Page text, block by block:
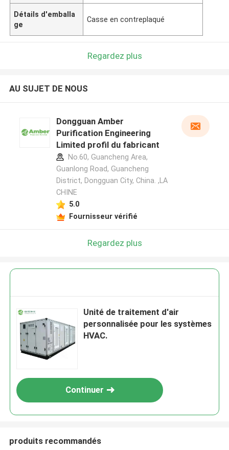
Détails d'emballa
ge
Casse en contreplaqué
Regardez plus
AU SUJET DE NOUS
Dongguan Amber
Purification Engineering
Limited profil du fabricant
No.60, Guancheng Area,
Guanlong Road, Guancheng
District, Dongguan City, China. ,LA
CHINE
5.0
Fournisseur vérifié
Regardez plus
Unité de traitement d'air
personnalisée pour les systèmes
HVAC.
Continuer
produits recommandés